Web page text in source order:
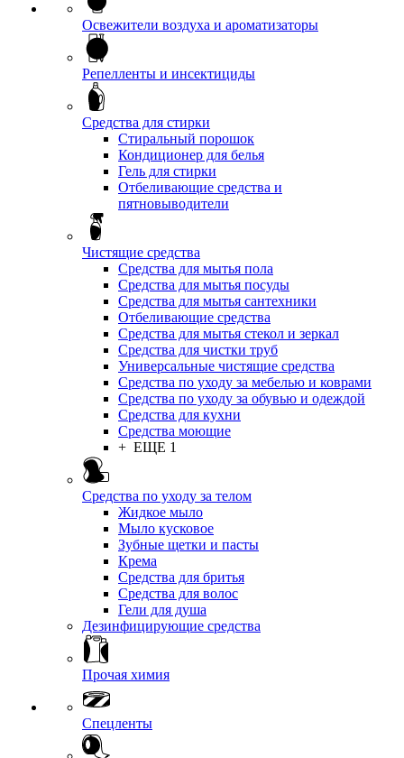
Освежители воздуха и ароматизаторы
Репелленты и инсектициды
Средства для стирки
Стиральный порошок
Кондиционер для белья
Гель для стирки
Отбеливающие средства и
пятновыводители
Чистящие средства
Средства для мытья пола
Средства для мытья посуды
Средства для мытья сантехники
Отбеливающие средства
Средства для мытья стекол и зеркал
Средства для чистки труб
Универсальные чистящие средства
Средства по уходу за мебелью и коврами
Средства по уходу за обувью и одеждой
Средства для кухни
Средства моющие
+ ЕЩЕ 1
Средства по уходу за телом
Жидкое мыло
Мыло кусковое
Зубные щетки и пасты
Крема
Средства для бритья
Средства для волос
Гели для душа
Дезинфицирующие средства
Прочая химия
Спецленты